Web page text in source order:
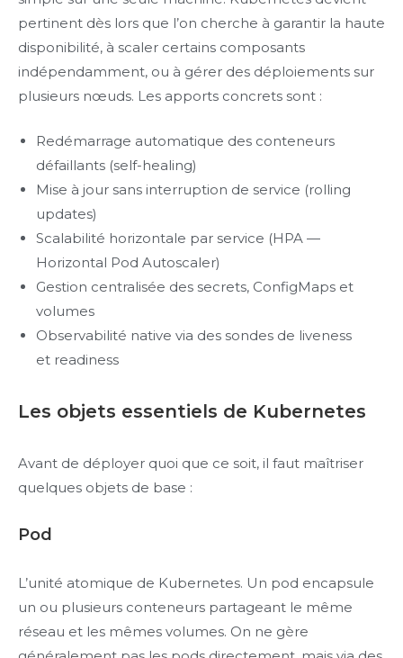
pertinent dès lors que l’on cherche à garantir la haute
disponibilité, à scaler certains composants
indépendamment, ou à gérer des déploiements sur
plusieurs nœuds. Les apports concrets sont :
Redémarrage automatique des conteneurs
défaillants (self-healing)
Mise à jour sans interruption de service (rolling
updates)
Scalabilité horizontale par service (HPA —
Horizontal Pod Autoscaler)
Gestion centralisée des secrets, ConfigMaps et
volumes
Observabilité native via des sondes de liveness
et readiness
Les objets essentiels de Kubernetes
Avant de déployer quoi que ce soit, il faut maîtriser
quelques objets de base :
Pod
L’unité atomique de Kubernetes. Un pod encapsule
un ou plusieurs conteneurs partageant le même
réseau et les mêmes volumes. On ne gère